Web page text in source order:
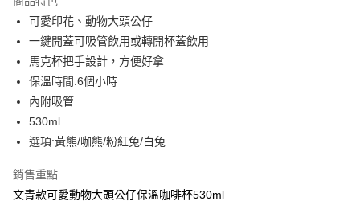
Apple Pay
街口支付
悠遊付
Google Pay
大哥付你分期
【大哥付你分期使用說明】
1.本服務由台灣大哥大提供，台灣大哥大用戶可立即使用無須另外申請。
2.付款方式選擇「大哥付你分期」，訂單成立後會自動跳轉到大哥付的交易
可愛印花、動物大頭公仔
一鍵開蓋可吸管飲用或轉開杯蓋飲用
馬克杯把手設計，方便好拿
保溫時間:6個小時
內附吸管
530ml
選項:黃熊/咖熊/粉紅兔/白兔
銷售重點
文青款可愛動物大頭公仔保溫咖啡杯530ml